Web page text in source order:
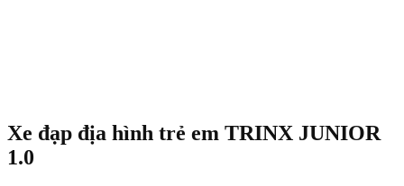
Xe đạp địa hình trẻ em TRINX JUNIOR
1.0